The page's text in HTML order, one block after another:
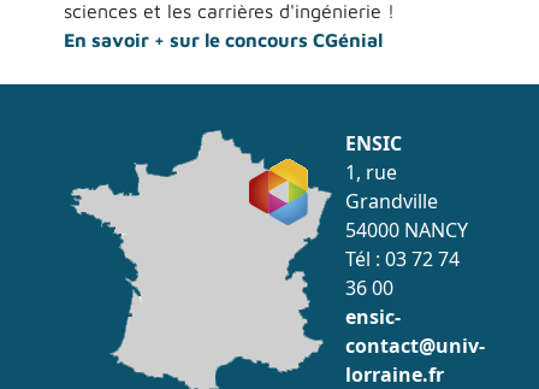
sciences et les carrières d'ingénierie !
En savoir + sur le concours CGénial
ENSIC
1, rue
Grandville
54000 NANCY
Tél : 03 72 74
36 00
ensic-
contact@univ-
lorraine.fr